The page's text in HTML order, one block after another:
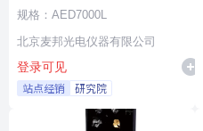
规格：AED7000L
北京麦邦光电仪器有限公司
登录可见
站点经销 研究院